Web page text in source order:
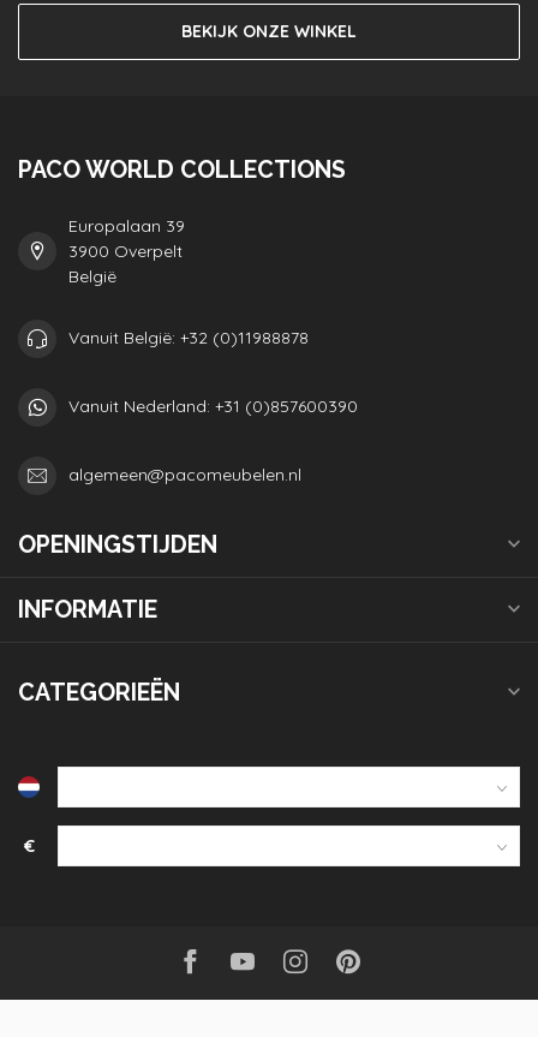
BEKIJK ONZE WINKEL
PACO WORLD COLLECTIONS
Europalaan 39
3900 Overpelt
België
Vanuit België: +32 (0)11988878
Vanuit Nederland: +31 (0)857600390
algemeen@pacomeubelen.nl
OPENINGSTIJDEN
INFORMATIE
CATEGORIEËN
€